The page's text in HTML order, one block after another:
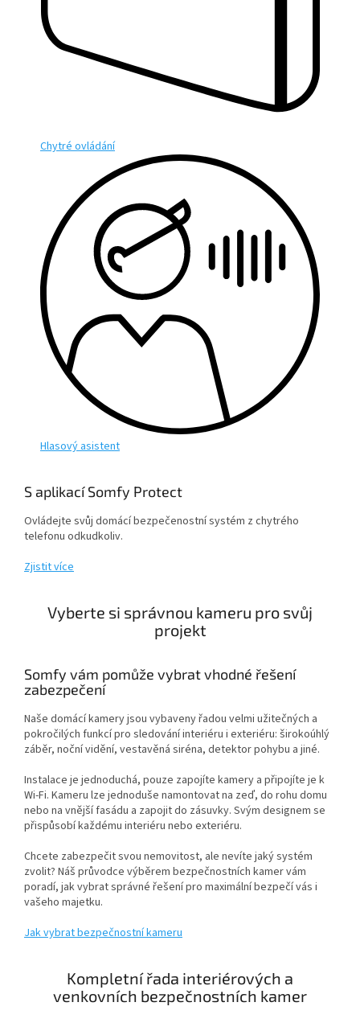
Chytré ovládání
Hlasový asistent
S aplikací Somfy Protect
Ovládejte svůj domácí bezpečenostní systém z chytrého
telefonu odkudkoliv.
Zjistit více
Vyberte si správnou kameru pro svůj
projekt
Somfy vám pomůže vybrat vhodné řešení
zabezpečení
Naše domácí kamery jsou vybaveny řadou velmi užitečných a
pokročilých funkcí pro sledování interiéru i exteriéru: širokoúhlý
záběr, noční vidění, vestavěná siréna, detektor pohybu a jiné.
Instalace je jednoduchá, pouze zapojíte kamery a připojíte je k
Wi-Fi. Kameru lze jednoduše namontovat na zeď, do rohu domu
nebo na vnější fasádu a zapojit do zásuvky. Svým designem se
přispůsobí každému interiéru nebo exteriéru.
Chcete zabezpečit svou nemovitost, ale nevíte jaký systém
zvolit? Náš průvodce výběrem bezpečnostních kamer vám
poradí, jak vybrat správné řešení pro maximální bezpečí vás i
vašeho majetku.
Jak vybrat bezpečnostní kameru
Kompletní řada interiérových a
venkovních bezpečnostních kamer